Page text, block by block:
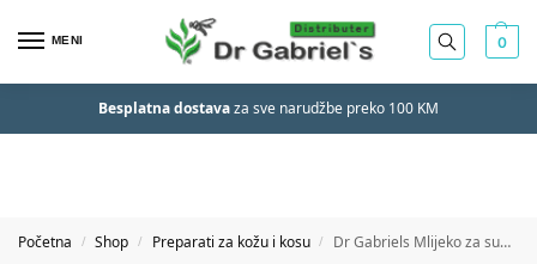
MENI 0
Besplatna dostavaza sve narudžbe preko 100 KM
Početna / Shop / Preparati za kožu i kosu / Dr Gabriels Mlijeko za sunčanje 30+